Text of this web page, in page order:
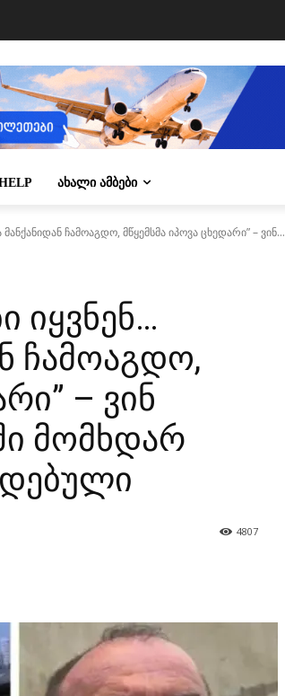
ᲐᲮᲐᲚᲘ ᲐᲛᲑᲔᲑᲘ
ჩამოაგდო, მწყემსმა იპოვა ცხედარი” – ვინ...
იყვნენ…
ჩამოაგდო,
– ვინ
მომხდარ
4807